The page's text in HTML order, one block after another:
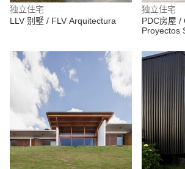
独立住宅
LLV 别墅 / FLV Arquitectura
独立住宅
PDC房屋 /
Proyectos